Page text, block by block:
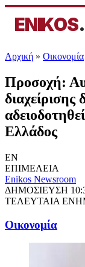
ENIKOS.
Αρχική » Oικονομία
Προσοχή:
διαχείρισης
Ελλάδος
EN
ΕΠΙΜΕΛΕΙΑ
Enikos Newsroom
ΔΗΜΟΣΙΕΥΣΗ
ΤΕΛΕΥΤΑΙΑ
Oικονομία